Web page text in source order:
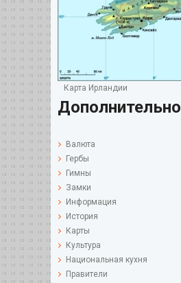
Карта Ирландии
Дополнительно
Валюта
Гербы
Гимны
Замки
Информация
История
Карты
Культура
Национальная кухня
Правители